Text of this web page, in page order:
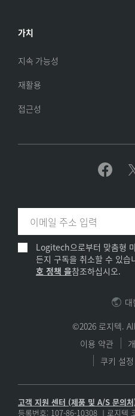
가치
지속 가능성
재활용
접근성
Logitech으로부터 맞춤형
든지 구독을 취소할 수 있습
호 정책 을참조하십시오.
©2026 로지텍.
이용 약관
쿠키 설정
대
고객 지원 센터 (제품 및 A/S 문의
등록번호: 107-86-10308 ㅣ로지텍